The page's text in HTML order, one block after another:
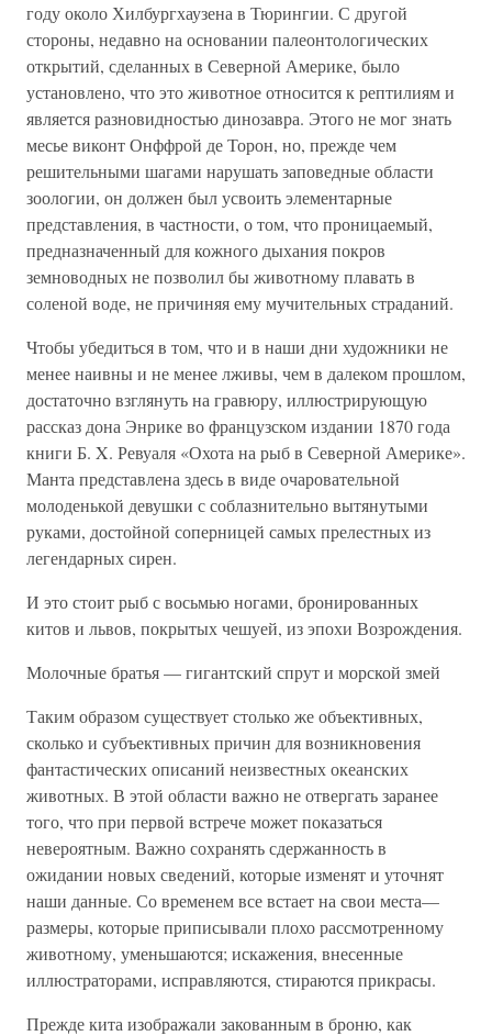
году около Хилбургхаузена в Тюрингии. С другой
стороны, недавно на основании палеонтологических
открытий, сделанных в Северной Америке, было
установлено, что это животное относится к рептилиям и
является разновидностью динозавра. Этого не мог знать
месье виконт Онффрой де Торон, но, прежде чем
решительными шагами нарушать заповедные области
зоологии, он должен был усвоить элементарные
представления, в частности, о том, что проницаемый,
предназначенный для кожного дыхания покров
земноводных не позволил бы животному плавать в
соленой воде, не причиняя ему мучительных страданий.
Чтобы убедиться в том, что и в наши дни художники не
менее наивны и не менее лживы, чем в далеком прошлом,
достаточно взглянуть на гравюру, иллюстрирующую
рассказ дона Энрике во французском издании 1870 года
книги Б. X. Ревуаля «Охота на рыб в Северной Америке».
Манта представлена здесь в виде очаровательной
молоденькой девушки с соблазнительно вытянутыми
руками, достойной соперницей самых прелестных из
легендарных сирен.
И это стоит рыб с восьмью ногами, бронированных
китов и львов, покрытых чешуей, из эпохи Возрождения.
Молочные братья — гигантский спрут и морской змей
Таким образом существует столько же объективных,
сколько и субъективных причин для возникновения
фантастических описаний неизвестных океанских
животных. В этой области важно не отвергать заранее
того, что при первой встрече может показаться
невероятным. Важно сохранять сдержанность в
ожидании новых сведений, которые изменят и уточнят
наши данные. Со временем все встает на свои места—
размеры, которые приписывали плохо рассмотренному
животному, уменьшаются; искажения, внесенные
иллюстраторами, исправляются, стираются прикрасы.
Прежде кита изображали закованным в броню, как